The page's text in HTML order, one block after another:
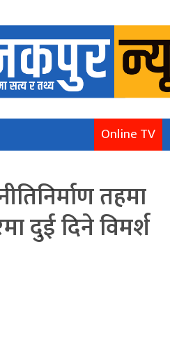
Online TV
तहमा
दुई दिने विमर्श